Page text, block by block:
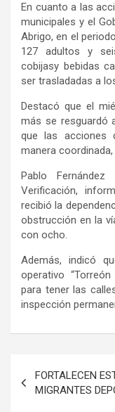
En cuanto a las
municipales y el
Abrigo, en el
127 adultos y
cobijasy bebidas
ser trasladadas a
Destacó que el
más se resguardó
que las acciones
manera
Pablo Fernández
Verificación,
recibió la
obstrucción en la
con ocho.
Además, indicó
operativo
para tener las
inspección
de
FORTALECEN
MIGRANTES